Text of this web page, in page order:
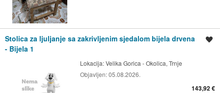
Stolica za ljuljanje sa zakrivljenim sjedalom bijela drvena
- Bijela 1
Lokacija:Velika Gorica - Okolica, Trnje
Objavljen:05.08.2026.
143,92 €